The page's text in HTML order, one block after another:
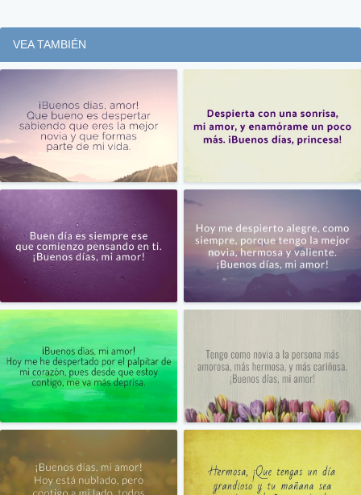
VEA TAMBIÉN